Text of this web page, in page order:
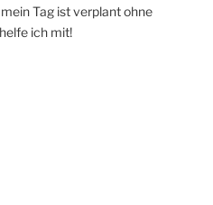
Tag ist verplant ohne
ich mit!